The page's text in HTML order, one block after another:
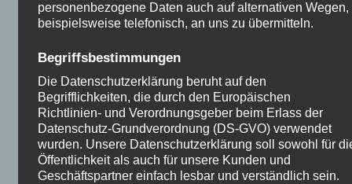
Leben in Ihrem eigenen Haus ist nicht
eine große Investition
Hier in Deutschland denken viele, dass der Besitz
einer Immobilie-und in Ihr Leben, ist eine große
Investition. Ichbin nicht sicher, ob Siere rechts.
Gut, wenn Sie so wollen, um das Leben in Ihrem
eigenen Haus, ess okay. Aber zu denken, esist eine
personenbezogene Daten auch auf alternativen Wegen,
beispielsweise telefonisch, an uns zu übermitteln.
Begriffsbestimmungen
Die Datenschutzerklärung beruht auf den
Begrifflichkeiten, die durch den Europäischen
Richtlinien- und Verordnungsgeber beim Erlass der
Datenschutz-Grundverordnung (DS-GVO) verwendet
wurden. Unsere Datenschutzerklärung soll sowohl für
Öffentlichkeit als auch für unsere Kunden und
Geschäftspartner einfach lesbar und verständlich sein.